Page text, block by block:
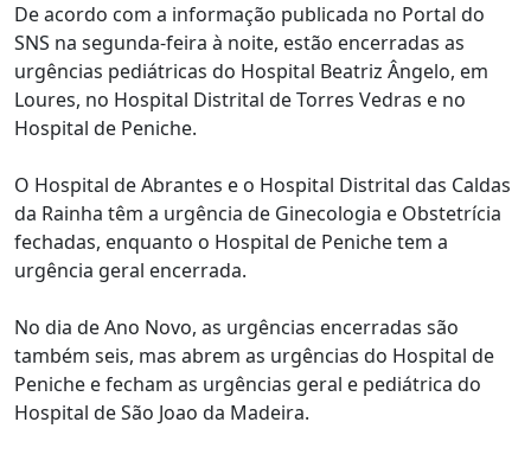
De acordo com a informação publicada no Portal do
SNS na segunda-feira à noite, estão encerradas as
urgências pediátricas do Hospital Beatriz Ângelo, em
Loures, no Hospital Distrital de Torres Vedras e no
Hospital de Peniche.
O Hospital de Abrantes e o Hospital Distrital das Caldas
da Rainha têm a urgência de Ginecologia e Obstetrícia
fechadas, enquanto o Hospital de Peniche tem a
urgência geral encerrada.
No dia de Ano Novo, as urgências encerradas são
também seis, mas abrem as urgências do Hospital de
Peniche e fecham as urgências geral e pediátrica do
Hospital de São Joao da Madeira.